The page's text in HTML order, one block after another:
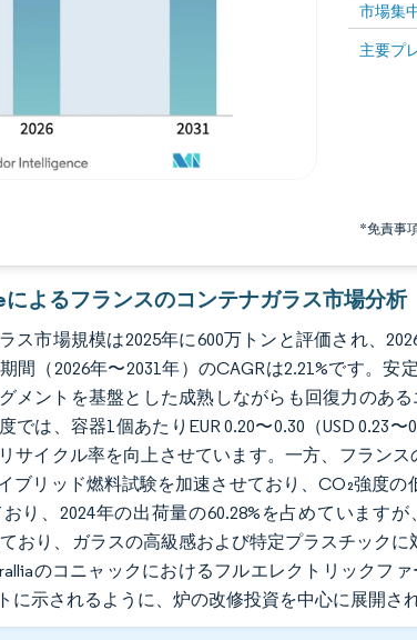
市場集
主要プ
*免責事
画像 ©
よるフランスのコンテナガラス市場分析
ス市場規模は2025年に600万トンと評価され、
間（2026年〜2031年）のCAGRは2.21%です。
メントを基盤とした成熟しながらも回復力のあ
では、容器1個あたりEUR 0.20〜0.30（USD 0.23
サイクル率を向上させています。一方、フランス
ブリッド燃料試験を加速させており、CO₂強度の
り、2024年の出荷量の60.28%を占めています
おり、ガラスの高級感および特定プラスチック
のコニャックにおけるフルエレクトリックフ
に示されるように、炉の改修投資を中心に展開さ